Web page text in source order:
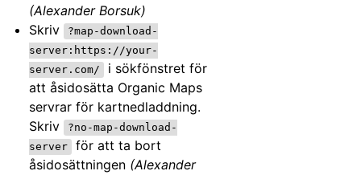
(Alexander Borsuk)
Skriv
?map-download-
server:https://your-
server.com/
i sökfönstret för
att åsidosätta Organic Maps
servrar för kartnedladdning.
Skriv
?no-map-download-
server
för att ta bort
åsidosättningen (Alexander